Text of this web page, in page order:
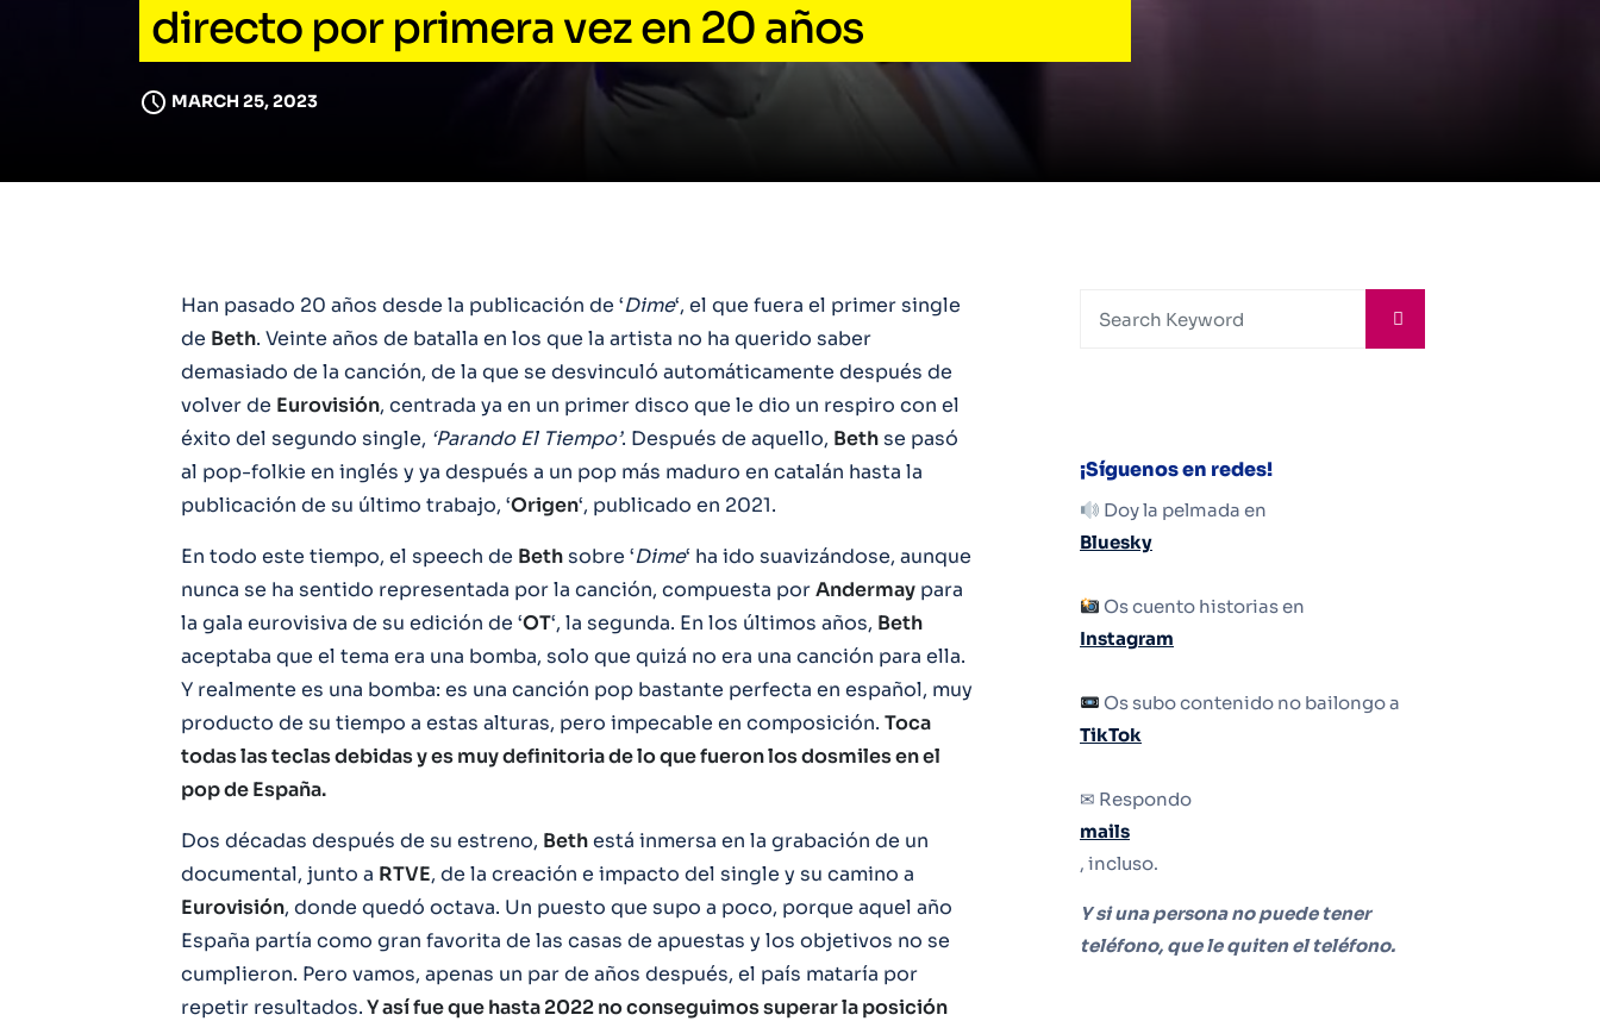
directo por primera vez en 20 años
MARCH 25, 2023
Han pasado 20 años desde la publicación de ‘Dime‘, el que fuera el primer single
de Beth. Veinte años de batalla en los que la artista no ha querido saber
demasiado de la canción, de la que se desvinculó automáticamente después de
volver de Eurovisión, centrada ya en un primer disco que le dio un respiro con el
éxito del segundo single, ‘Parando El Tiempo’. Después de aquello, Bethse pasó
al pop-folkie en inglés y ya después a un pop más maduro en catalán hasta la
publicación de su último trabajo, ‘Origen‘, publicado en 2021.
En todo este tiempo, el speech de Bethsobre ‘Dime‘ ha ido suavizándose, aunque
nunca se ha sentido representada por la canción, compuesta porAndermay para
la gala eurovisiva de su edición de ‘OT‘, la segunda. En los últimos años, Beth
aceptaba que el tema era una bomba, solo que quizá no era una canción para ella.
Y realmente es una bomba: es una canción pop bastante perfecta en español, muy
producto de su tiempo a estas alturas, pero impecable en composición. Toca
todas las teclas debidas y es muy definitoria de lo que fueron los dosmiles en el
pop de España.
Dos décadas después de su estreno, Bethestá inmersa en la grabación de un
documental, junto a RTVE, de la creación e impacto del single y su camino a
Eurovisión, donde quedó octava. Un puesto que supo a poco, porque aquel año
España partía como gran favorita de las casas de apuestas y los objetivos no se
cumplieron. Pero vamos, apenas un par de años después, el país mataría por
repetir resultados.Y así fue que hasta 2022 no conseguimos superar la posición
¡Síguenos en redes!
Doy la pelmada en
Bluesky
Os cuento historias en
Instagram
Os subo contenido no bailongo a
TikTok
✉ Respondo
mails
, incluso.
Y si una persona no puede tener
teléfono, que le quiten el teléfono.